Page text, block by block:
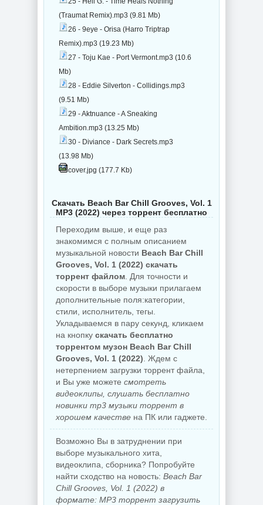
(Traumat Remix).mp3 (9.81 Mb)
26 - 9eye - Orisa (Harro Triptrap
Remix).mp3 (19.23 Mb)
27 - Toju Kae - Port Vermont.mp3 (10.6
Mb)
28 - Eddie Silverton - Collidings.mp3
(9.51 Mb)
29 - Aktnuance - A Sneaking
Ambition.mp3 (13.25 Mb)
30 - Diviance - Dark Secrets.mp3
(13.98 Mb)
cover.jpg (177.7 Kb)
Скачать Beach Bar Chill Grooves, Vol. 1
MP3 (2022) через торрент бесплатно
Переходим выше, и еще раз
знакомимся с полным описанием
музыкальной новости Beach Bar Chill
Grooves, Vol. 1 (2022) скачать
торрент файлом . Для точности и
скорости в выборе музыки прилагаем
дополнительные поля:категории,
стили, исполнитель, тегы.
Укладываемся в пару секунд, кликаем
на кнопку скачать бесплатно
торрентом музон Beach Bar Chill
Grooves, Vol. 1 (2022) . Ждем с
нетерпением загрузки торрент файла,
и Вы уже можете смотреть
видеоклипы, слушать бесплатно
новинки mp3 музыки торрент в
хорошем качестве на ПК или гаджете.
Возможно Вы в затруднении при
выборе музыкального хита,
видеоклипа, сборника? Попробуйте
найти сходство на новость: Beach Bar
Chill Grooves, Vol. 1 (2022) в
формате: MP3 торрент загрузить